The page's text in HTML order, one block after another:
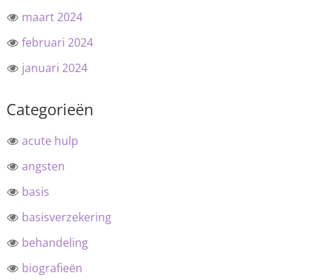
maart 2024
februari 2024
januari 2024
Categorieën
acute hulp
angsten
basis
basisverzekering
behandeling
biografieën